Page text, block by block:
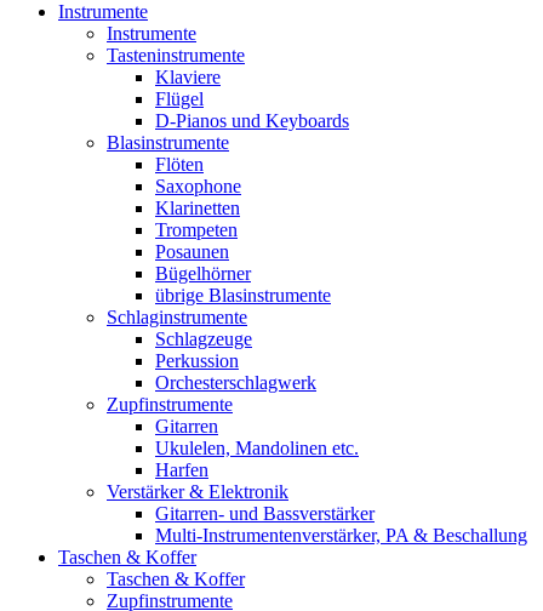
Instrumente
Instrumente
Tasteninstrumente
Klaviere
Flügel
D-Pianos und Keyboards
Blasinstrumente
Flöten
Saxophone
Klarinetten
Trompeten
Posaunen
Bügelhörner
übrige Blasinstrumente
Schlaginstrumente
Schlagzeuge
Perkussion
Orchesterschlagwerk
Zupfinstrumente
Gitarren
Ukulelen, Mandolinen etc.
Harfen
Verstärker & Elektronik
Gitarren- und Bassverstärker
Multi-Instrumentenverstärker, PA & Beschallung
Taschen & Koffer
Taschen & Koffer
Zupfinstrumente